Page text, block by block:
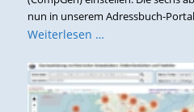
nun in unserem Adressbuch-
Weiterlesen …